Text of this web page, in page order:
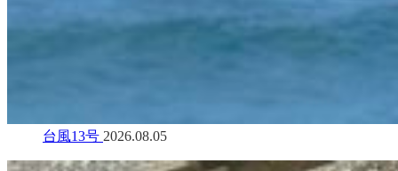
台風13号 2026.08.05